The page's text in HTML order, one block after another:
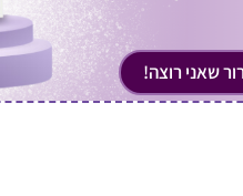
שאני רוצה!